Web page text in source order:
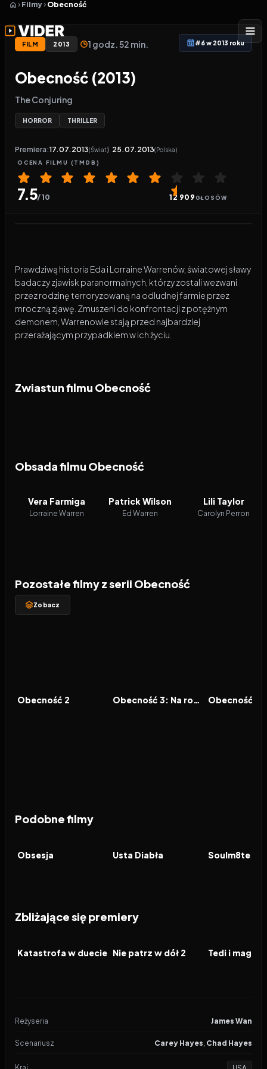
Filmy Obecność
FILM 2013 1 godz. 52 min. #6 w 2013 roku
Obecność (2013)
The Conjuring
HORROR THRILLER
Premiera:17.07.2013(Świat) 25.07.2013(Polska)
OCENA FILMU (TMDB)
7.5/ 10 12 909GŁOSÓW
Prawdziwą historia Eda i Lorraine Warrenów, światowej sławy
badaczy zjawisk paranormalnych, którzy zostali wezwani
przez rodzinę terroryzowaną na odludnej farmie przez
mroczną zjawę. Zmuszeni do konfrontacji z potężnym
demonem, Warrenowie stają przed najbardziej
przerażającym przypadkiem w ich życiu.
Zwiastun filmu Obecność
Obsada filmu Obecność
Vera Farmiga
Lorraine Warren
Patrick Wilson
Ed Warren
Lili Taylor
Carolyn Perron
Pozostałe filmy z serii Obecność
Zobacz
FILM
Obecność 2 FILM Obecność 3: Na rozkaz diabła FILM
Podobne filmy
FILM
Obsesja FILM
Usta Diabła FILM
Soulm8te
Zbliżające się premiery
FILM
Katastrofa w duecie FILM
Nie patrz w dół 2 FILM
Reżyseria James Wan
Scenariusz Carey Hayes, Chad Hayes